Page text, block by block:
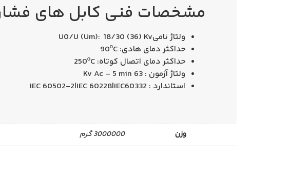
مشخصات فنی كابل های فشار متوسط
ولتاژ نامیU0/U (Um): 18/30 (36) Kv
حداکثر دمای هادی: 90ºC
حداکثر دمای اتصال کوتاه: 250ºC
ولتاژ آزمون : 63 Kv Ac – 5 min
استاندارد : IEC 60502-2|IEC 60228|IEC60332
وزن 3000000 گرم